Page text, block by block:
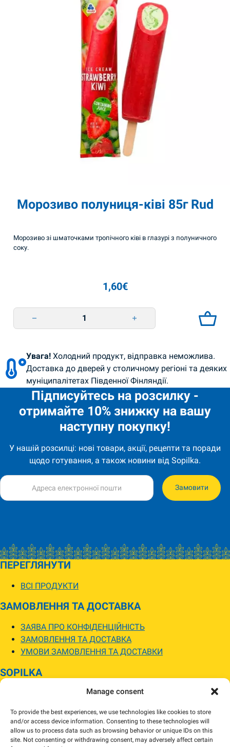
Manage consent
To provide the best experiences, we use technologies like cookies to store
and/or access device information. Consenting to these technologies will
allow us to process data such as browsing behavior or unique IDs on this
site. Not consenting or withdrawing consent, may adversely affect certain
Морозиво полуниця-ківі 85г Rud
Морозиво зі шматочками тропічного ківі в глазурі з полуничного
соку.
1,60€
Увага! Холодний продукт, відправка неможлива.
Доставка до дверей у столичному регіоні та деяких
муніципалітетах Південної Фінляндії.
Підписуйтесь на розсилку -
отримайте 10% знижку на вашу
наступну покупку!
У нашій розсилці: нові товари, акції, рецепти та поради
щодо готування, а також новини від Sopilka.
Замовити
ПЕРЕГЛЯНУТИ
ВСІ ПРОДУКТИ
ЗАМОВЛЕННЯ ТА ДОСТАВКА
ЗАЯВА ПРО КОНФІДЕНЦІЙНІСТЬ
ЗАМОВЛЕННЯ ТА ДОСТАВКА
УМОВИ ЗАМОВЛЕННЯ ТА ДОСТАВКИ
SOPILKA
МАГАЗИНИ SOPILKA
НОВИНИ
Зображення товарів на вебсайті можуть відрізнятися від їхнього